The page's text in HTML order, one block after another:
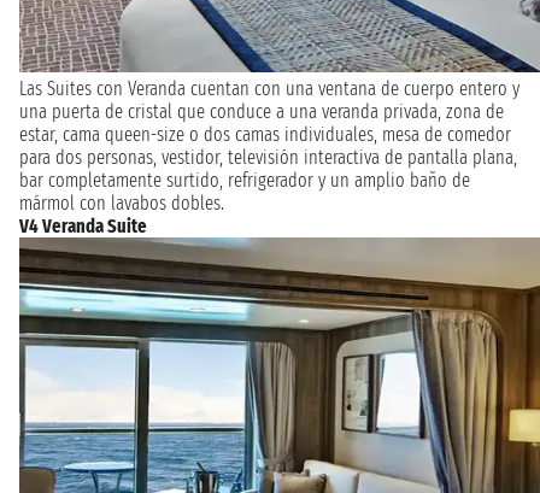
Las Suites con Veranda cuentan con una ventana de cuerpo entero y
una puerta de cristal que conduce a una veranda privada, zona de
estar, cama queen-size o dos camas individuales, mesa de comedor
para dos personas, vestidor, televisión interactiva de pantalla plana,
bar completamente surtido, refrigerador y un amplio baño de
mármol con lavabos dobles.
V4 Veranda Suite